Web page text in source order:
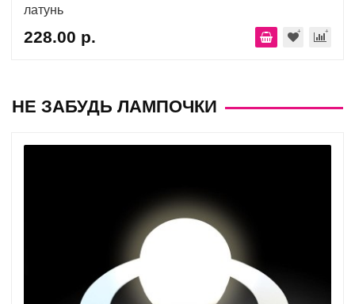
латунь
228.00 р.
НЕ ЗАБУДЬ ЛАМПОЧКИ